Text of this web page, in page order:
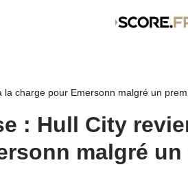
la charge pour Emersonn malgré un
: Hull City
malgré un